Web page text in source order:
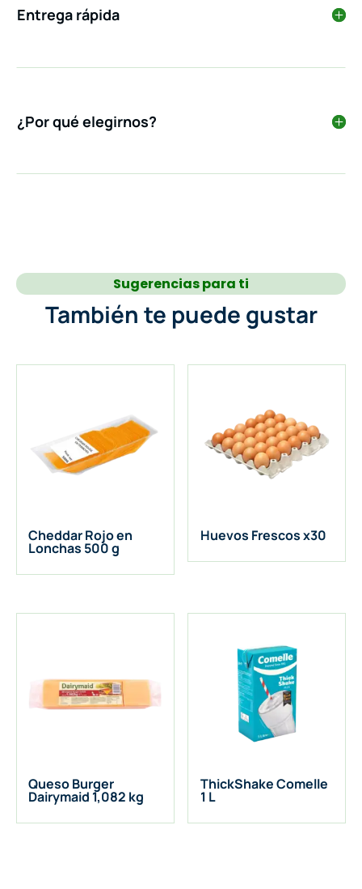
Entrega rápida
¿Por qué elegirnos?
Sugerencias para ti
También te puede gustar
Cheddar Rojo en
Lonchas 500 g
Huevos Frescos x30
Queso Burger
Dairymaid 1,082 kg
ThickShake Comelle
1 L